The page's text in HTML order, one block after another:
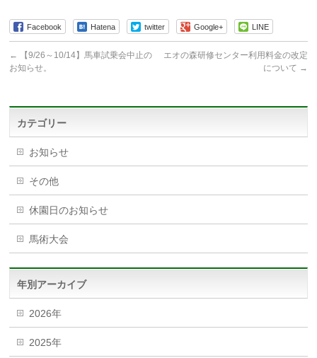
Facebook Hatena twitter Google+ LINE
←
【9/26～10/14】馬車試乗会中止の
お知らせ。
エオの森研修センター利用料金の改定
について →
カテゴリー
お知らせ
その他
休園日のお知らせ
馬術大会
年別アーカイブ
2026年
2025年